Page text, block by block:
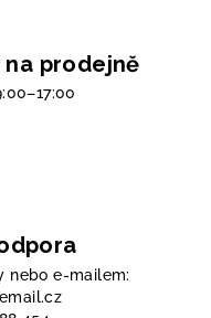
na prodejně
nebo e-mailem: